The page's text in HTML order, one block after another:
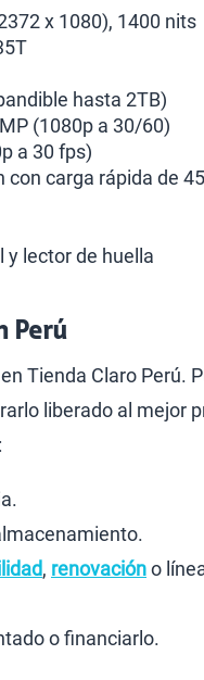
x 1080), 1400 nits
hasta 2TB)
(1080p a 30/60)
a 30 fps)
con carga rápida de
y lector de huella
Perú
Tienda Claro
liberado al mejor
, renovacióno
o financiarlo.